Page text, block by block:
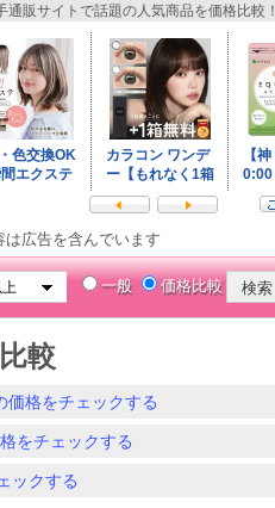
販サイトで話題の人気商品を価格比較！
広告を含んでいます
一般 価格比較
較
価格をチェックする
をチェックする
ックする